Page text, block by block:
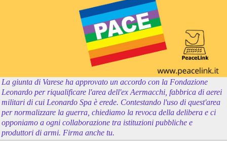
La giunta di Varese ha approvato un accordo con la Fondazione
Leonardo per riqualificare l'area dell'ex Aermacchi, fabbrica di aerei
militari di cui Leonardo Spa è erede. Contestando l'uso di quest'area
per normalizzare la guerra, chiediamo la revoca della delibera e ci
opponiamo a ogni collaborazione tra istituzioni pubbliche e
produttori di armi. Firma anche tu.